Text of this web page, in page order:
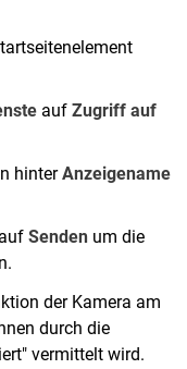
auf Zugriff auf
hinterAnzeigename
Senden um die
der Kamera am
durch die
vermittelt wird.